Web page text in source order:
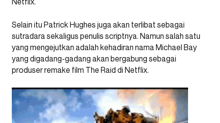
Selain itu Patrick Hughes juga akan terlibat sebagai
sutradara sekaligus penulis scriptnya. Namun salah satu
yang mengejutkan adalah kehadiran nama Michael Bay
yang digadang-gadang akan bergabung sebagai
produser remake film The Raid di Netflix.